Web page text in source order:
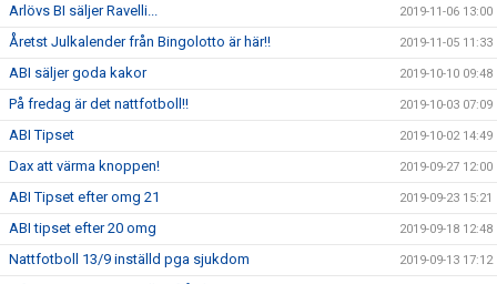
Arlövs BI säljer Ravelli... 2019-11-06 13:00
Åretst Julkalender från Bingolotto är här!! 2019-11-05 11:33
ABI säljer goda kakor 2019-10-10 09:48
På fredag är det nattfotboll!! 2019-10-03 07:09
ABI Tipset 2019-10-02 14:49
Dax att värma knoppen! 2019-09-27 12:00
ABI Tipset efter omg 21 2019-09-23 15:21
ABI tipset efter 20 omg 2019-09-18 12:48
Nattfotboll 13/9 inställd pga sjukdom 2019-09-13 17:12